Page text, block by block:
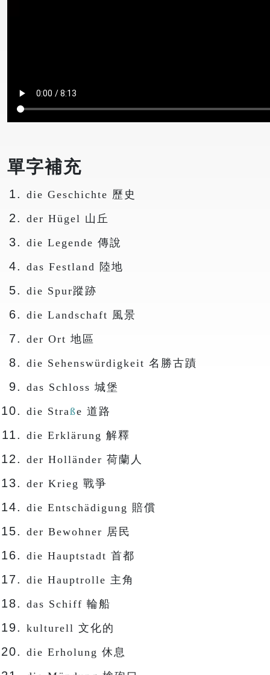
單字補充
die Geschichte 歷史
der Hügel 山丘
die Legende 傳說
das Festland 陸地
die Spur蹤跡
die Landschaft 風景
der Ort 地區
die Sehenswürdigkeit 名勝古蹟
das Schloss 城堡
die Straße 道路
die Erklärung 解釋
der Holländer 荷蘭人
der Krieg 戰爭
die Entschädigung 賠償
der Bewohner 居民
die Hauptstadt 首都
die Hauptrolle 主角
das Schiff 輪船
kulturell 文化的
die Erholung 休息